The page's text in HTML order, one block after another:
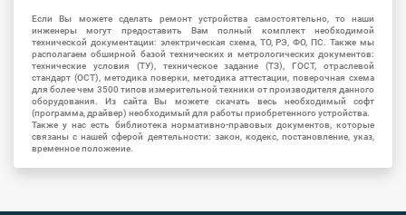
Если Вы можете сделать ремонт устройства самостоятельно, то наши
инженеры могут предоставить Вам полный комплект необходимой
технической документации: электрическая схема, ТО, РЭ, ФО, ПС. Также мы
располагаем обширной базой технических и метрологических документов:
технические условия (ТУ), техническое задание (ТЗ), ГОСТ, отраслевой
стандарт (ОСТ), методика поверки, методика аттестации, поверочная схема
для более чем 3500 типов измерительной техники от производителя данного
оборудования. Из сайта Вы можете скачать весь необходимый софт
(программа, драйвер) необходимый для работы приобретенного устройства.
Также у нас есть библиотека нормативно-правовых документов, которые
связаны с нашей сферой деятельности: закон, кодекс, постановление, указ,
временное положение.